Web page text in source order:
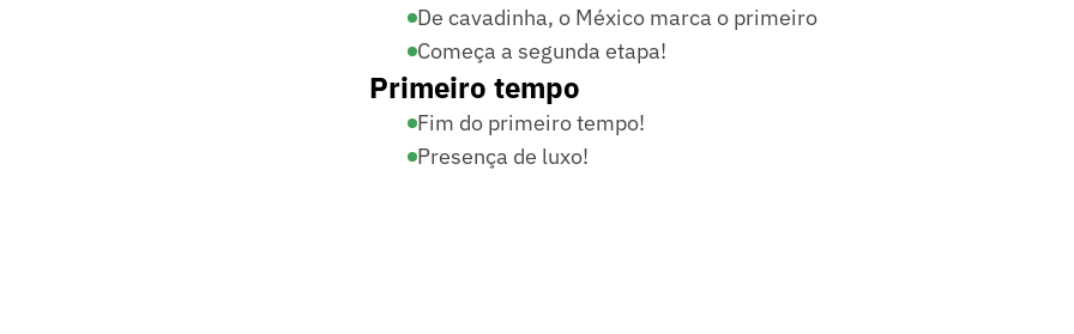
De cavadinha, o México marca o primeiro
Começa a segunda etapa!
Primeiro tempo
Fim do primeiro tempo!
Presença de luxo!